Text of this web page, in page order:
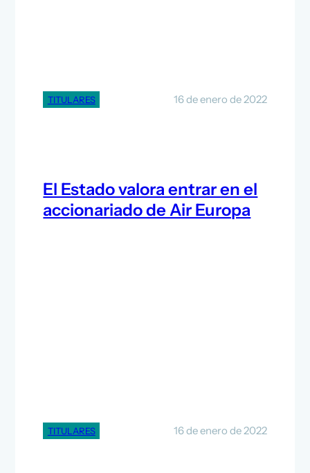
TITULARES 16 de enero de 2022
El Estado valora entrar en el
accionariado de Air Europa
TITULARES 16 de enero de 2022